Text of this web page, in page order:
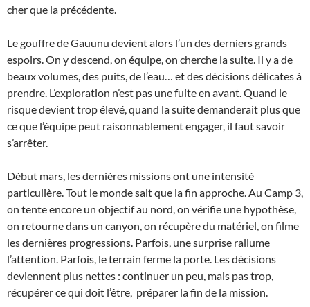
cher que la précédente.
Le gouffre de Gauunu devient alors l’un des derniers grands
espoirs. On y descend, on équipe, on cherche la suite. Il y a de
beaux volumes, des puits, de l’eau… et des décisions délicates à
prendre. L’exploration n’est pas une fuite en avant. Quand le
risque devient trop élevé, quand la suite demanderait plus que
ce que l’équipe peut raisonnablement engager, il faut savoir
s’arrêter.
Début mars, les dernières missions ont une intensité
particulière. Tout le monde sait que la fin approche. Au Camp 3,
on tente encore un objectif au nord, on vérifie une hypothèse,
on retourne dans un canyon, on récupère du matériel, on filme
les dernières progressions. Parfois, une surprise rallume
l’attention. Parfois, le terrain ferme la porte. Les décisions
deviennent plus nettes : continuer un peu, mais pas trop,
récupérer ce qui doit l’être, préparer la fin de la mission.